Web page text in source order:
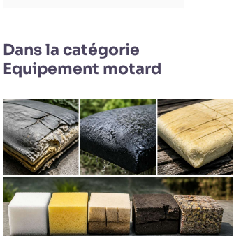
rDans la catégorie
Equipement motard